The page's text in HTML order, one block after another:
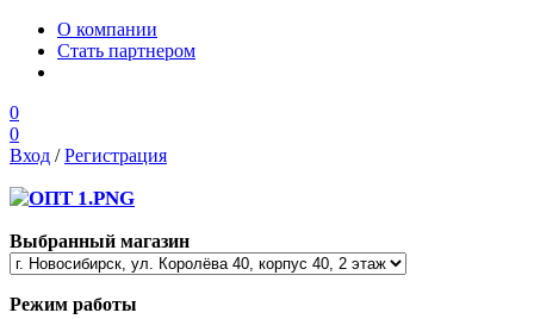
О компании
Стать партнером
0
0
Вход /Регистрация
Выбранный магазин
Режим работы